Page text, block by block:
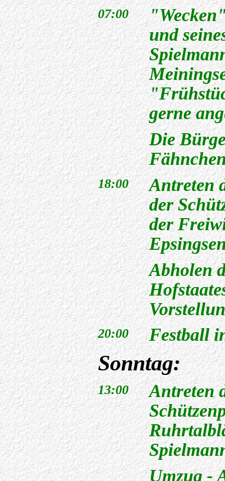
07:00
und
gerne
Die
18:00
Antreten
der
der
Abholen
20:00 Festball
Sonntag:
13:00
Antreten
Umzug -